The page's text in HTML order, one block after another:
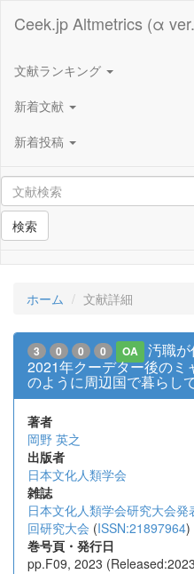
Ceek.jp Altmetrics (α
文献ランキング
新着文献
新着投稿
検索
ホーム 文献詳細
3 0 0 0 OA
汚職が
2021年クーデター後のミ
のように周辺国で暮らし
著者
岡野 英之
出版者
日本文化人類学会
雑誌
日本文化人類学会研究大会
回研究大会 (ISSN:21897964)
巻号頁・発行日
pp.F09, 2023